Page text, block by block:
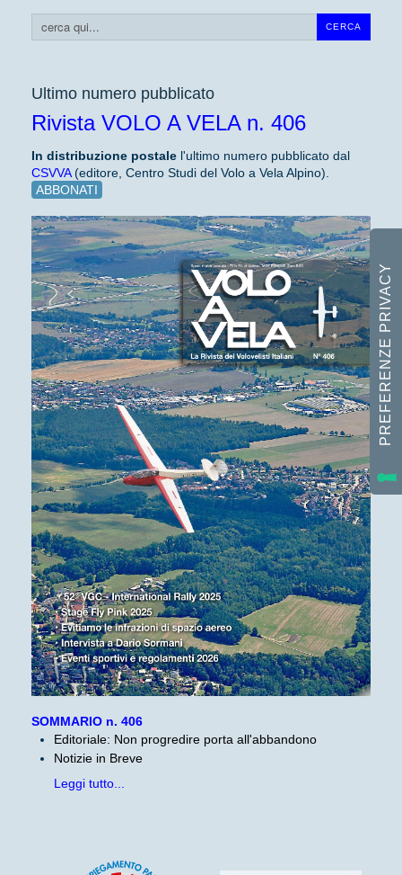
CERCA
Ultimo numero pubblicato
Rivista VOLO A VELA n. 406
In distribuzione postale l'ultimo numero pubblicato dal
CSVVA(editore, Centro Studi del Volo a Vela Alpino).
ABBONATI
SOMMARIO n. 406
Editoriale: Non progredire porta all'abbandono
Notizie in Breve
Leggi tutto...